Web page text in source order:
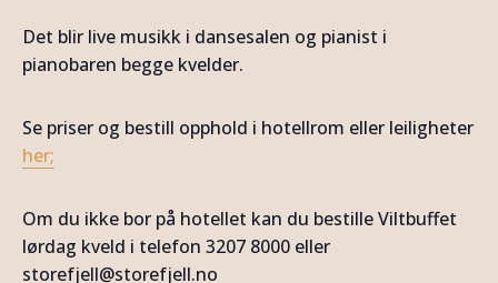
Det blir live musikk i dansesalen og pianist i
pianobaren begge kvelder.
Se priser og bestill opphold i hotellrom eller leiligheter
her;
Om du ikke bor på hotellet kan du bestille Viltbuffet
lørdag kveld i telefon 3207 8000 eller
storefjell@storefjell.no